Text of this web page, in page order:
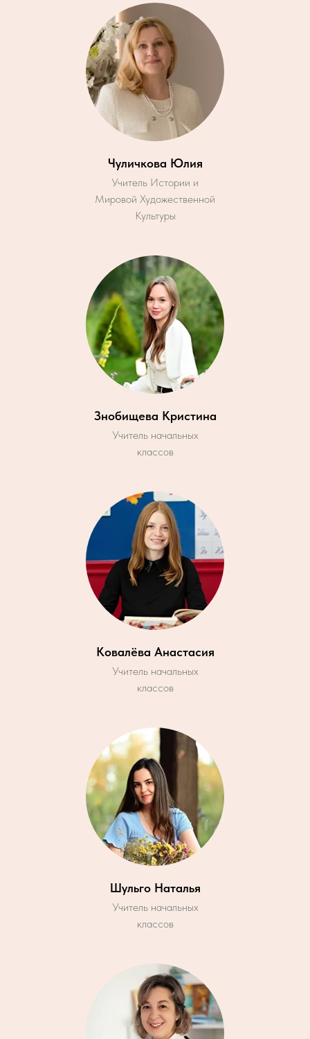
Чуличкова Юлия
Учитель Истории и
Мировой Художественной
Культуры
Знобищева Кристина
Учитель начальных
классов
Ковалёва Анастасия
Учитель начальных
классов
Шульго Наталья
Учитель начальных
классов